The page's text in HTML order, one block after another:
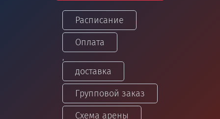
Расписание
Оплата
доставка
Групповой заказ
Схема арены